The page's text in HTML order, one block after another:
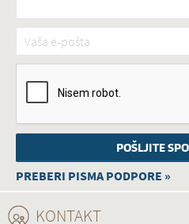
Vaša e-pošta*
PREBERI PISMA PODPORE »
KONTAKT